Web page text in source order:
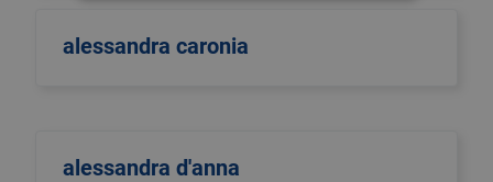
alessandra caronia
alessandra d'anna